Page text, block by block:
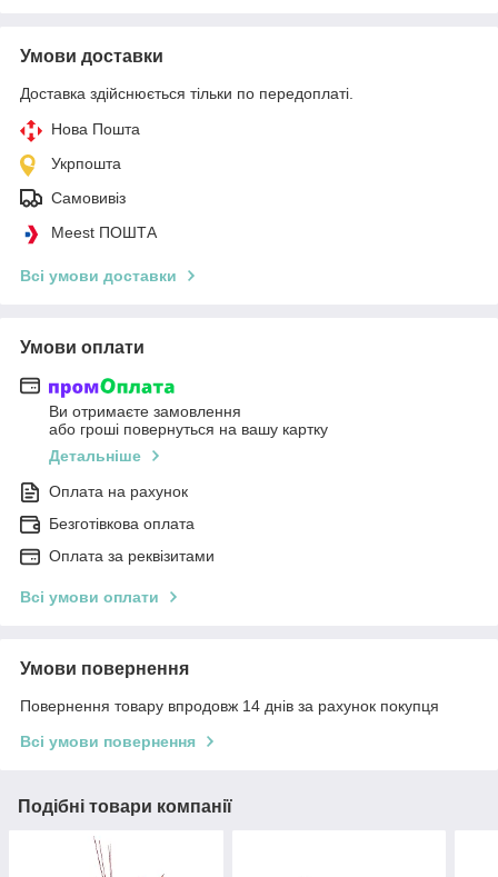
Умови доставки
Доставка здійснюється тільки по передоплаті.
Нова Пошта
Укрпошта
Самовивіз
Meest ПОШТА
Всі умови доставки
Умови оплати
Ви отримаєте замовлення
або гроші повернуться на вашу картку
Детальніше
Оплата на рахунок
Безготівкова оплата
Оплата за реквізитами
Всі умови оплати
Умови повернення
Повернення товару впродовж 14 днів за рахунок покупця
Всі умови повернення
Подібні товари компанії